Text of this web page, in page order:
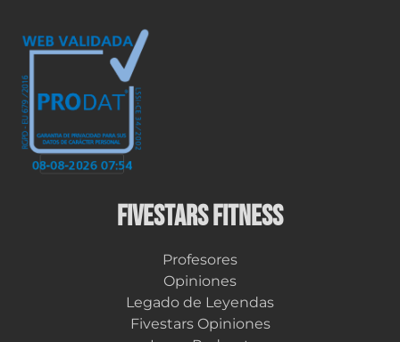
FIVESTARS FITNESS
Profesores
Opiniones
Legado de Leyendas
Fivestars Opiniones